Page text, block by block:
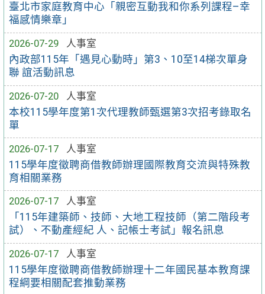
臺北市家庭教育中心「親密互動我和你系列課程–幸
福感情樂章」
2026-07-29
人事室
內政部115年「遇見心動時」第3、10至14梯次單身
聯 誼活動訊息
2026-07-20
人事室
本校115學年度第1次代理教師甄選第3次招考錄取名
單
2026-07-17
人事室
115學年度徵聘商借教師辦理國際教育交流與特殊教
育相關業務
2026-07-17
人事室
「115年建築師、技師、大地工程技師（第二階段考
試）、不動產經紀 人、記帳士考試」報名訊息
2026-07-17
人事室
115學年度徵聘商借教師辦理十二年國民基本教育課
程綱要相關配套推動業務